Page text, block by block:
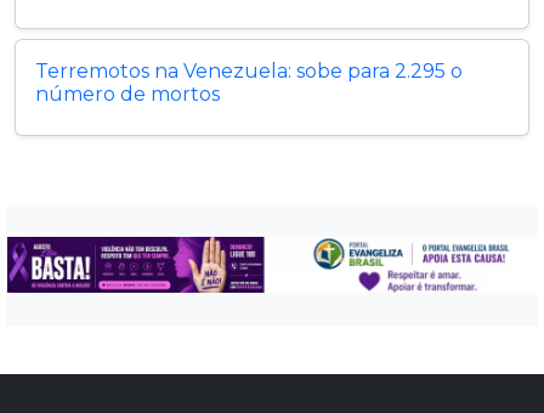
Terremotos na Venezuela: sobe para 2.295 o
número de mortos